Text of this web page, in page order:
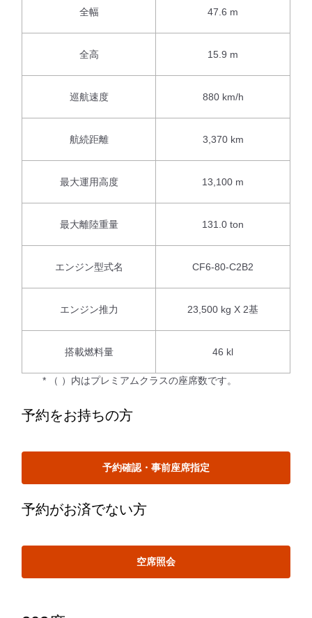
全幅 47.6 m
全高 15.9 m
巡航速度 880 km/h
航続距離 3,370 km
最大運用高度 13,100 m
最大離陸重量 131.0 ton
エンジン型式名 CF6-80-C2B2
エンジン推力 23,500 kg X 2基
搭載燃料量 46 kl
* （ ）内はプレミアムクラスの座席数です。
予約をお持ちの方
予約確認・事前座席指定
予約がお済でない方
空席照会